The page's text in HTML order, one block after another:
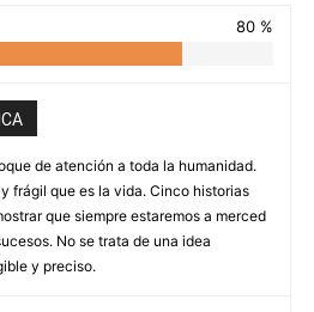
80 %
de atención a toda la humanidad.
frágil que es la vida. Cinco historias
que siempre estaremos a merced
No se trata de una idea
y preciso.